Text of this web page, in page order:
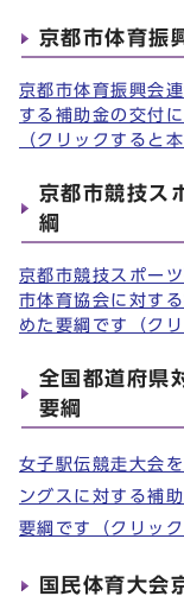
京都市体育振
京都市体育振興会
する補助金の交付
（クリックすると
京都市競技ス
綱
京都市競技スポー
市体育協会に対す
めた要綱です（ク
全国都道府県
要綱
女子駅伝競走大会
ングスに対する補
要綱です（クリッ
国民体育大会